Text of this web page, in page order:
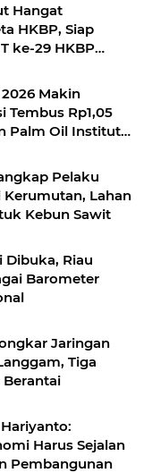
Hangat
HKBP, Siap
ke-29 HKBP
2026 Makin
Tembus Rp1,05
Palm Oil Institute
Pelaku
Lahan
Kebun Sawit
Dibuka, Riau
Barometer
Jaringan
Tiga
Harus Sejalan
Pembangunan